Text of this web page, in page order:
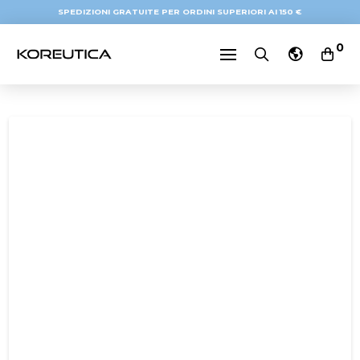
SPEDIZIONI GRATUITE PER ORDINI SUPERIORI AI 150 €
0